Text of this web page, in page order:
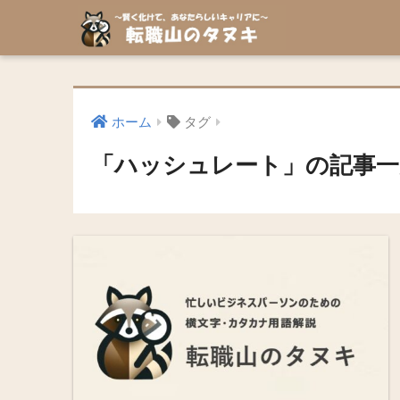
ホーム タグ
「ハッシュレート」の記事